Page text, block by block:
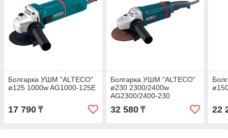
Болгарка УШМ "ALTECO"
ø125 1000w AG1000-125E
17 790 ₸
Болгарка УШМ "ALTECO"
ø230 2300/2400w
AG2300/2400-230
32 580₸ 22